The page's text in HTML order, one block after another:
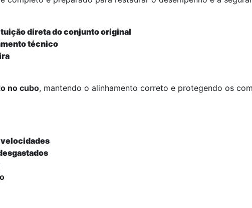
direta do conjunto original
técnico
no cubo, mantendo o alinhamento correto e protegendo os
velocidades